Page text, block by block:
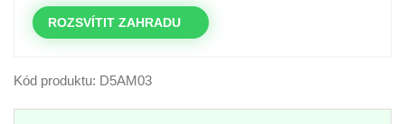
ROZSVÍTIT ZAHRADU
Kód produktu: D5AM03